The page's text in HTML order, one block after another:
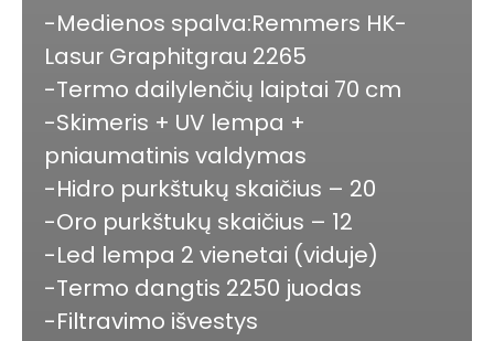
-Medienos spalva:Remmers HK-
Lasur Graphitgrau 2265
-Termo dailylenčių laiptai 70 cm
-Skimeris + UV lempa +
pniaumatinis valdymas
-Hidro purkštukų skaičius – 20
-Oro purkštukų skaičius – 12
-Led lempa 2 vienetai (viduje)
-Termo dangtis 2250 juodas
-Filtravimo išvestys